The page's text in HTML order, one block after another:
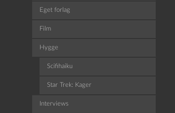
Eget forlag
Film
Hygge
Scifihaiku
Star Trek: Kager
Interviews